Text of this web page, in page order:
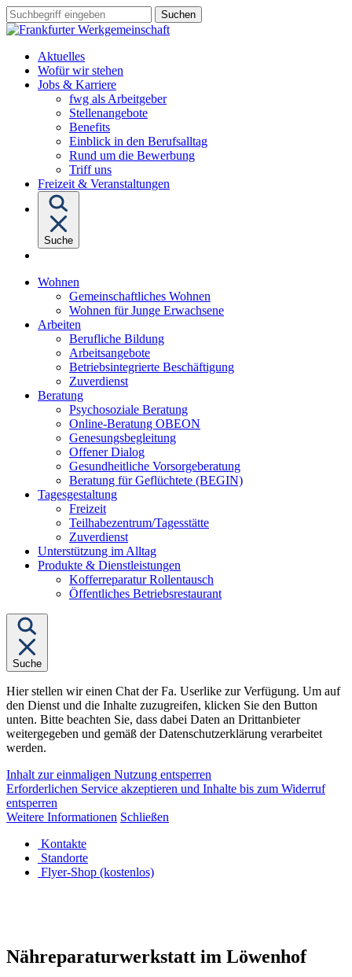
Sprungziel:
Zum
Sprungziel:
Zur
Sprungziel:
Zum
Suchbegriff
eingeben
Aktuelles
Wofür wir stehen
Jobs & KarriereUntermenü
von
"Jobs
&
fwg als Arbeitgeber
Stellenangebote
Benefits
Einblick in den Berufsalltag
Rund um die Bewerbung
Triff uns
Freizeit & Veranstaltungen
Suche
Wohnen
von
"Wohnen"
Gemeinschaftliches Wohnen
Wohnen für Junge Erwachsene
Arbeiten
von
"Arbeiten"
Berufliche Bildung
Arbeitsangebote
Betriebsintegrierte Beschäftigung
Zuverdienst
BeratungUntermenü
von
"Beratung"
Psychosoziale Beratung
Online-Beratung OBEON
Genesungsbegleitung
Offener Dialog
Gesundheitliche Vorsorgeberatung
Beratung für Geflüchtete (BEGIN)
TagesgestaltungUntermenü
"Tagesgestaltung"
Freizeit
Teilhabezentrum/Tagesstätte
Zuverdienst
Unterstützung im Alltag
Produkte & Dienstleistungen
von
"Produkte
&
Kofferreparatur Rollentausch
Öffentliches Betriebsrestaurant
Suche
Hier stellen wir einen Chat der Fa. Userlike zur Verfügung. Um auf
den Dienst und die Inhalte zuzugreifen, klicken Sie den Button
unten. Bitte beachten Sie, dass dabei Daten an Drittanbieter
weitergegeben und gemäß der Datenschutzerklärung verarbeitet
werden.
Inhalt zur einmaligen Nutzung entsperren
Erforderlichen Service akzeptieren und Inhalte bis zum Widerruf
entsperren
Weitere Informationen Schließen
Kontakte
Standorte
Flyer-Shop (kostenlos)
Nähreparaturwerkstatt im Löwenhof